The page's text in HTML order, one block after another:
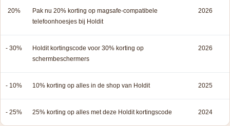
20%
Pak nu 20% korting op magsafe-compatibele
telefoonhoesjes bij Holdit
2026
- 30%
Holdit kortingscode voor 30% korting op
schermbeschermers
2026
- 10% 10% korting op alles in de shop van Holdit 2025
- 25% 25% korting op alles met deze Holdit kortingscode 2024